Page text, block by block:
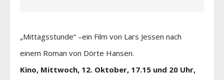
„Mittagsstunde“ –ein Film von Lars Jessen nach
einem Roman von Dörte Hansen.
Kino, Mittwoch, 12. Oktober, 17.15 und 20 Uhr,